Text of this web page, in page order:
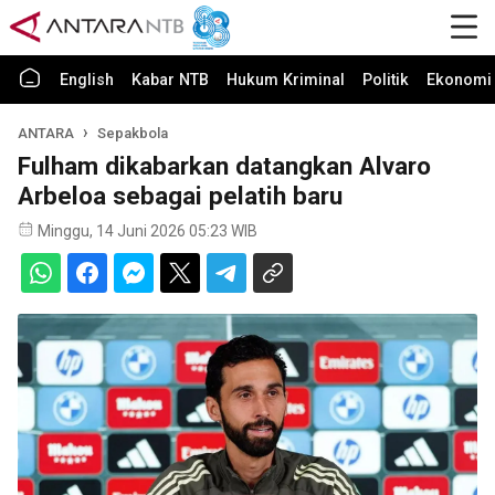
English Kabar NTB Hukum Kriminal Politik
ANTARA Sepakbola
Fulham dikabarkan datangkan Alvaro
Arbeloa sebagai pelatih baru
Minggu, 14 Juni 2026 05:23 WIB